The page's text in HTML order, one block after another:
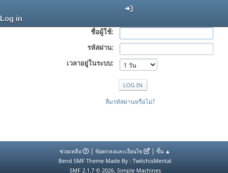
Log in
ชื่อผู้ใช้:
รหัสผ่าน:
เวลาอยู่ในระบบ:
ลืมรหัสผ่านหรือไม่?
ช่วยเหลือ | ข้อตกลงและเงื่อนไข | ขึ้น ▲
Bend SMF Theme Made By : TwitchisMental
SMF 2.1.7 © 2026, Simple Machines